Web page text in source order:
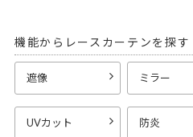
機能からレースカーテンを探す
遮像 ミラー
UVカット 防炎